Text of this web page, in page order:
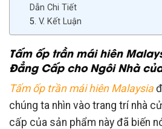
Dẫn Chi Tiết
V. Kết Luận
Tấm ốp trần mái hiên
Đẳng Cấp cho Ngôi Nhà
Tấm ốp trần mái hiên Malaysia
chúng ta nhìn vào trang trí nhà
cấp của sản phẩm này đã biến